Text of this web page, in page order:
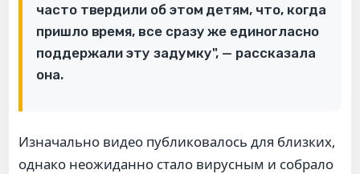
часто твердили об этом детям, что, когда
пришло время, все сразу же единогласно
поддержали эту задумку", — рассказала
она.
Изначально видео публиковалось для близких,
однако неожиданно стало вирусным и собрало